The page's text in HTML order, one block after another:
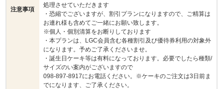
注意事項
処理させていただきます
・恐縮でございますが、割引プランになりますので、ご精算は
お連れ様も含めてご一緒にお願い致します。
※個人・個別清算をお断りしております
・本プランは、LGC会員含む各種割引及び優待券利用の対象外
になります。予めご了承くださいませ。
・誕生日ケーキ等は有料になっております。必要でしたら種類/
サイズのい案内がございますので
098-897-8917にお電話ください。※ケーキのご注文は3日前ま
でになります、ご了承ください。